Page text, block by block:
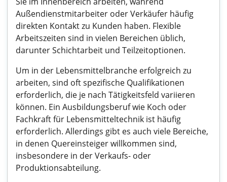
Außendienstmitarbeiter oder Verkäufer häufig
direkten Kontakt zu Kunden haben. Flexible
Arbeitszeiten sind in vielen Bereichen üblich,
darunter Schichtarbeit und Teilzeitoptionen.
Um in der Lebensmittelbranche erfolgreich zu
arbeiten, sind oft spezifische Qualifikationen
erforderlich, die je nach Tätigkeitsfeld variieren
können. Ein Ausbildungsberuf wie Koch oder
Fachkraft für Lebensmitteltechnik ist häufig
erforderlich. Allerdings gibt es auch viele Bereiche,
in denen Quereinsteiger willkommen sind,
insbesondere in der Verkaufs- oder
Produktionsabteilung.